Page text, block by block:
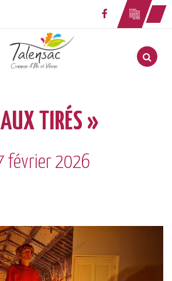
Lien vers le
Aller
TIRÉS »
février 2026